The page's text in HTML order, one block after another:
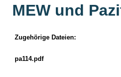
MEW und
Zugehörige Dateien:
pa114.pdf